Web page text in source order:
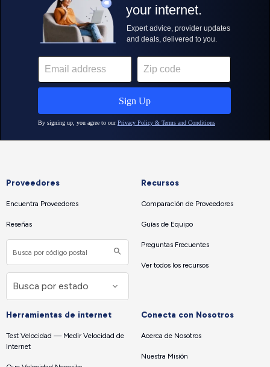
Proveedores
Encuentra Proveedores
Reseñas
Recursos
Comparación de Proveedores
Guías de Equipo
Preguntas Frecuentes
Ver todos los recursos
Herramientas de internet
Test Velocidad — Medir Velocidad de
Internet
Conecta con Nosotros
Acerca de Nosotros
Nuestra Misión